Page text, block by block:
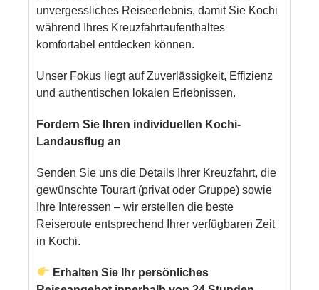
unvergessliches Reiseerlebnis, damit Sie Kochi
während Ihres Kreuzfahrtaufenthaltes
komfortabel entdecken können.
Unser Fokus liegt auf Zuverlässigkeit, Effizienz
und authentischen lokalen Erlebnissen.
Fordern Sie Ihren individuellen Kochi-
Landausflug an
Senden Sie uns die Details Ihrer Kreuzfahrt, die
gewünschte Tourart (privat oder Gruppe) sowie
Ihre Interessen – wir erstellen die beste
Reiseroute entsprechend Ihrer verfügbaren Zeit
in Kochi.
Erhalten Sie Ihr persönliches